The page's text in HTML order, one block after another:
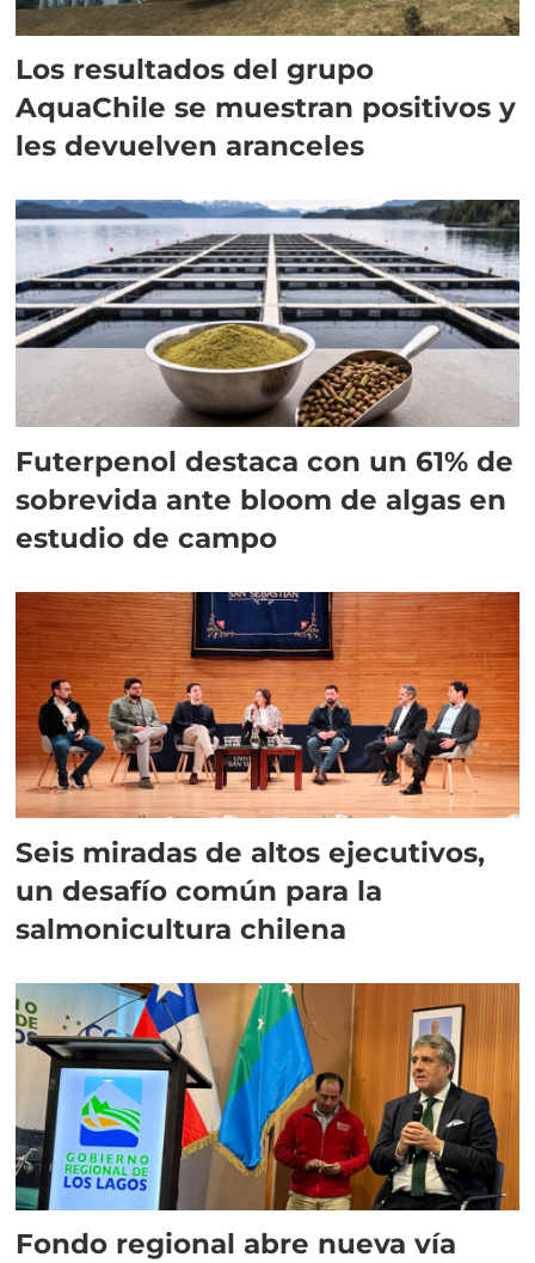
Los resultados del grupo
AquaChile se muestran positivos y
les devuelven aranceles
Futerpenol destaca con un 61% de
sobrevida ante bloom de algas en
estudio de campo
Seis miradas de altos ejecutivos,
un desafío común para la
salmonicultura chilena
Fondo regional abre nueva vía